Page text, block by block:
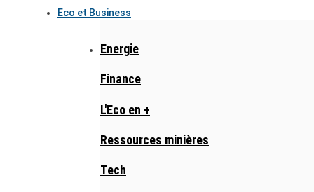
Eco et Business
Energie
Finance
L'Eco en +
Ressources minières
Tech